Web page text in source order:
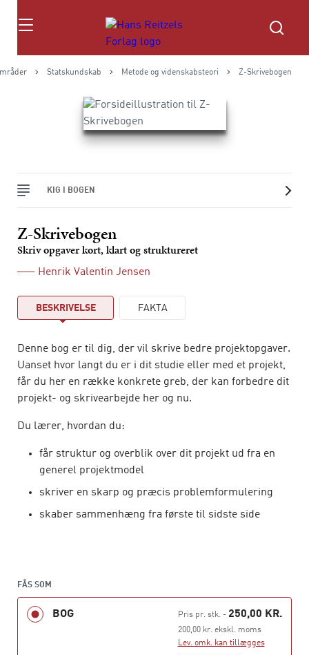
Søg
Statskundskab Metode og videnskabsteori Z-Skrivebogen
KIG I BOGEN
Z-Skrivebogen
Skriv opgaver kort, klart og struktureret
Henrik Valentin Jensen
BESKRIVELSE FAKTA
Denne bog er til dig, der vil skrive bedre projektopgaver.
Uanset hvor langt du er i dit studie eller med et projekt,
får du her en række konkrete greb, der kan forbedre dit
projekt- og skrivearbejde her og nu.
Du lærer, hvordan du:
får struktur og overblik over dit projekt ud fra en
generel projektmodel
skriver en skarp og præcis problemformulering
skaber sammenhæng fra første til sidste side
skriver en god indledning og konklusion
formidler din opgave, så dine budskaber står kort
FÅS SOM
BOG Pris pr. stk.- 250,00 KR.
200,00 kr. ekskl. moms
Lev. omk. kan tillægges